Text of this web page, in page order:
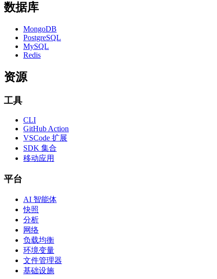
数据库
MongoDB
PostgreSQL
MySQL
Redis
资源
工具
CLI
GitHub Action
VSCode 扩展
SDK 集合
移动应用
平台
AI 智能体
快照
分析
网络
负载均衡
环境变量
文件管理器
基础设施